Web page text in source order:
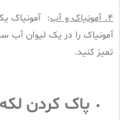
۴. آمونیاک و آب: آمونیاک
آمونیاک را در یک لیوان آب
تمیز کنید.
پاک کردن